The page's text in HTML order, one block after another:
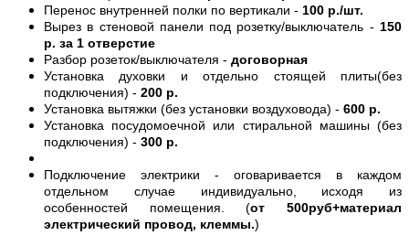
Перенос внутренней полки по вертикали - 100 р./шт.
Вырез в стеновой панели под розетку/выключатель - 150
р. за 1 отверстие
Разбор розеток/выключателя - договорная
Установка духовки и отдельно стоящей плиты(без
подключения) - 200 р.
Установка вытяжки (без установки воздуховода) - 600 р.
Установка посудомоечной или стиральной машины (без
подключения) - 300 р.
Подключение электрики - оговаривается в каждом
отдельном случае индивидуально, исходя из
особенностей помещения. (от 500руб+материал
электрический провод, клеммы.)